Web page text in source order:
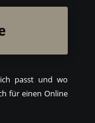
passt und wo
für einen Online